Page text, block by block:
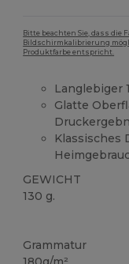
Bitte beachten Sie, dass die
Bildschirmkalibrierung
Produktfarbe entspricht.
Langlebiger
Glatte
Klassisches
GEWICHT
130 g.
Grammatur